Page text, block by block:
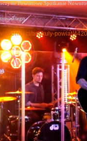
Powiatowe Spotkanie
artykuly-powiat/
5 Mazowieckiej
24 czerwiec 2026
5 Mazowieckiej BOT
ostatnich dni terytorialsi prowadzili